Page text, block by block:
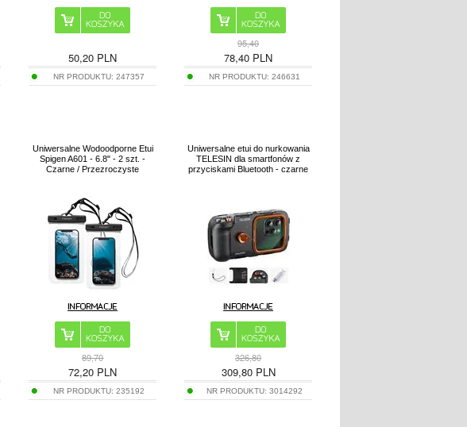
50,20 PLN
NR PRODUKTU: 247357
95,40
78,40 PLN
NR PRODUKTU: 246631
Uniwersalne Wodoodporne Etui
Spigen A601 - 6.8" - 2 szt. -
Czarne / Przezroczyste
89,70
72,20 PLN
NR PRODUKTU: 235192
Uniwersalne etui do nurkowania
TELESIN dla smartfonów z
przyciskami Bluetooth - czarne
326,80
309,80PLN
NR PRODUKTU: 3014292